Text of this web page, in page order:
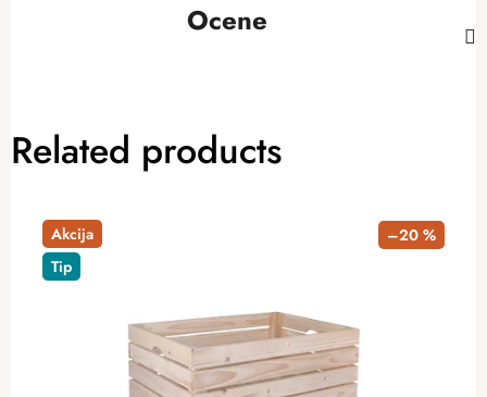
Ocene
Related products
Akcija
Tip
–20 %